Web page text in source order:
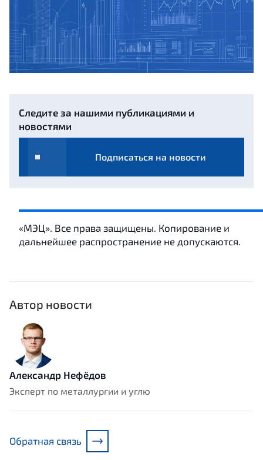
Следите за нашими публикациями и
новостями
Подписаться на новости
«МЭЦ». Все права защищены. Копирование и
дальнейшее распространение не допускаются.
Автор новости
Александр Нефёдов
Эксперт по металлургии и углю
Обратная связь